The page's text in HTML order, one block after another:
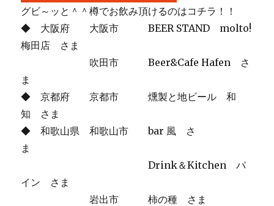
グビ～ッと＾＾樽でお飲み頂けるのはコチラ！！
◆ 大阪府 大阪市 BEER STAND molto!
梅田店 さま
吹田市 Beer&Cafe Hafen さ
ま
◆ 京都府 京都市 燻製と地ビール 和
知 さま
◆ 和歌山県 和歌山市 bar 風 さ
ま
Drink＆Kitchen パ
イン さま
岩出市 柿の種 さま